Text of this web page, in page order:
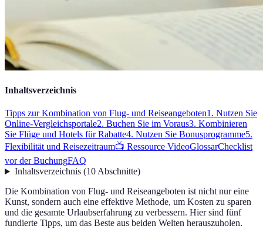
Inhaltsverzeichnis
Tipps zur Kombination von Flug- und Reiseangeboten1. Nutzen Sie
Online-Vergleichsportale2. Buchen Sie im Voraus3. Kombinieren
Sie Flüge und Hotels für Rabatte4. Nutzen Sie Bonusprogramme5.
Flexibilität und Reisezeitraum📺 Ressource VideoGlossarChecklist
vor der BuchungFAQ
Inhaltsverzeichnis(10Abschnitte)
Die Kombination von Flug- und Reiseangeboten ist nicht nur eine
Kunst, sondern auch eine effektive Methode, um Kosten zu sparen
und die gesamte Urlaubserfahrung zu verbessern. Hier sind fünf
fundierte Tipps, um das Beste aus beiden Welten herauszuholen.